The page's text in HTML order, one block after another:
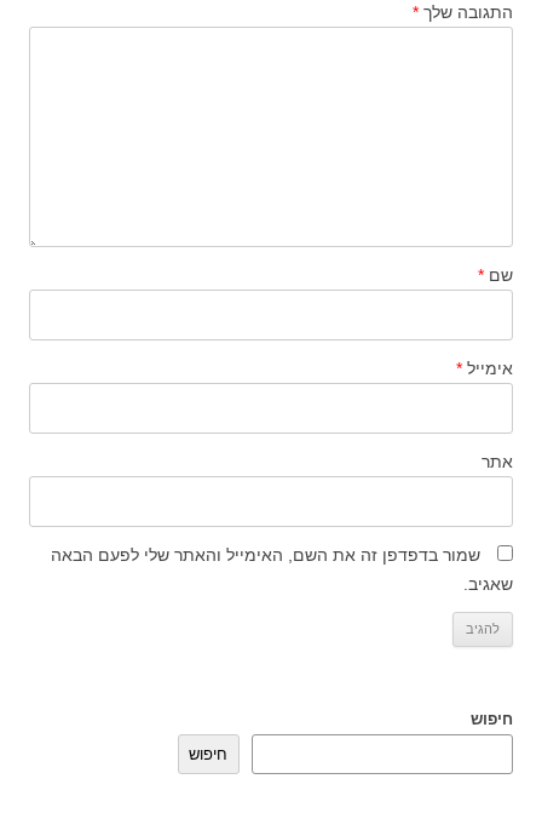
התגובה שלך *
שם *
אימייל *
אתר
שמור בדפדפן זה את השם, האימייל והאתר שלי לפעם הבאה
שאגיב.
חיפוש
חיפוש